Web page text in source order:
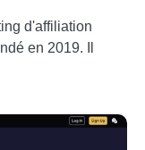
d'affiliation
en 2019. Il